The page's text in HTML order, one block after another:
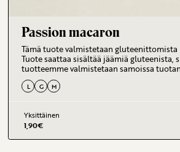
Passion macaron
Tämä tuote valmistetaan gluteenittomista
Tuote saattaa sisältää jäämiä gluteenista,
tuotteemme valmistetaan samoissa
L G M
Yksittäinen
1,90€